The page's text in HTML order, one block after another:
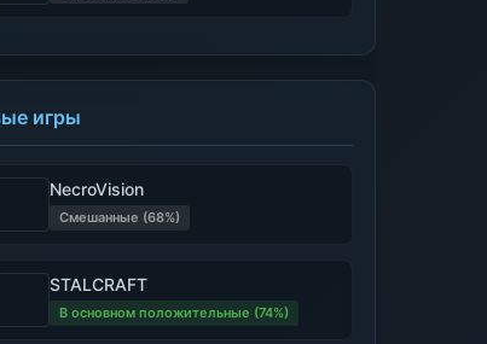
игры
NecroVision
Смешанные (68%)
STALCRAFT
В основном положительные (74%)